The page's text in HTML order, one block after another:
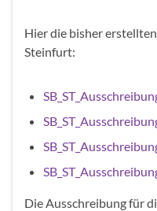
Hier die bisher
Steinfurt:
Die Ausschreibung für